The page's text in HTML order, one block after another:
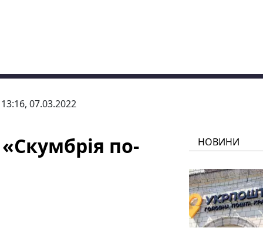
13:16, 07.03.2022
по-
НОВИНИ